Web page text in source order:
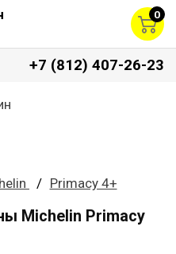
0
+7 (812) 407-26-23
Primacy 4+
Michelin Primacy